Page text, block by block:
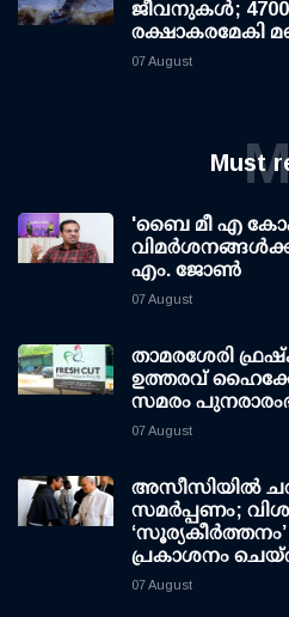
ജീവനുകള്‍;
രക്ഷാകരമേകി
07 August
Must
'ബൈ മീ എ
എം. ജോണ്‍
07 August
താമരശേരി
ഉത്തരവ്
സമരം
07 August
അസീസിയിൽ
സമർപ്പണം;
പ്രകാശനം
07 August